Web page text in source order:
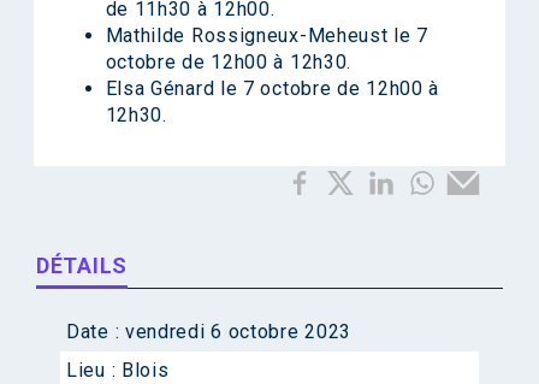
de 11h30 à 12h00.
Mathilde Rossigneux-Meheust le 7
octobre de 12h00 à 12h30.
Elsa Génard le 7 octobre de 12h00 à
12h30.
DÉTAILS
Date : vendredi 6 octobre 2023
Lieu : Blois